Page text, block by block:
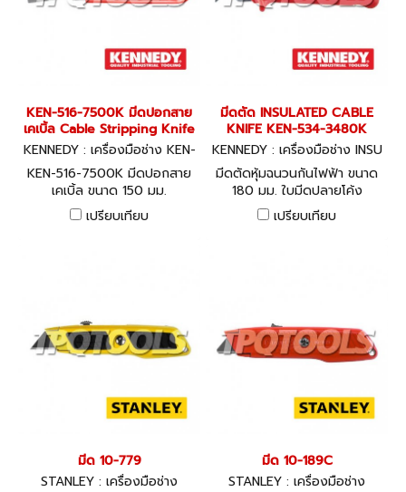
KEN-516-7500K มีดปอกสาย
เคเบิ้ล Cable Stripping Knife
KENNEDY : เครื่องมือช่าง KEN-
516-7500K
KEN-516-7500K มีดปอกสาย
เคเบิ้ล ขนาด 150 มม.
เปรียบเทียบ
มีดตัด INSULATED CABLE
KNIFE KEN-534-3480K
KENNEDY : เครื่องมือช่าง INSU
LATED CABLE KNIFE
มีดตัดหุ้มฉนวนกันไฟฟ้า ขนาด
180 มม. ใบมีดปลายโค้ง
เปรียบเทียบ
มีด 10-779
STANLEY : เครื่องมือช่าง
มีด 10-189C
STANLEY : เครื่องมือช่าง